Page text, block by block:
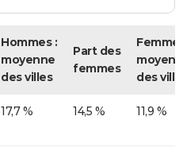
Hommes :
moyenne
des villes
Part des
femmes
des
17,7 % 14,5 % 11,9 %